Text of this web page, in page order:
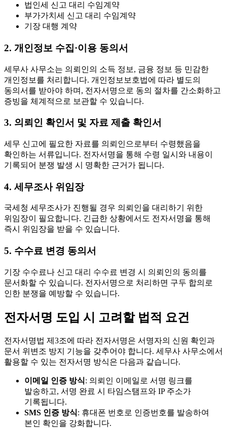
법인세 신고 대리 수임계약
부가가치세 신고 대리 수임계약
기장 대행 계약
2. 개인정보 수집·이용 동의서
세무사 사무소는 의뢰인의 소득 정보, 금융 정보 등 민감한
개인정보를 처리합니다. 개인정보보호법에 따라 별도의
동의서를 받아야 하며, 전자서명으로 동의 절차를 간소화하고
증빙을 체계적으로 보관할 수 있습니다.
3. 의뢰인 확인서 및 자료 제출 확인서
세무 신고에 필요한 자료를 의뢰인으로부터 수령했음을
확인하는 서류입니다. 전자서명을 통해 수령 일시와 내용이
기록되어 분쟁 발생 시 명확한 근거가 됩니다.
4. 세무조사 위임장
국세청 세무조사가 진행될 경우 의뢰인을 대리하기 위한
위임장이 필요합니다. 긴급한 상황에서도 전자서명을 통해
즉시 위임장을 받을 수 있습니다.
5. 수수료 변경 동의서
기장 수수료나 신고 대리 수수료 변경 시 의뢰인의 동의를
문서화할 수 있습니다. 전자서명으로 처리하면 구두 합의로
인한 분쟁을 예방할 수 있습니다.
전자서명 도입 시 고려할 법적 요건
전자서명법 제3조에 따라 전자서명은 서명자의 신원 확인과
문서 위변조 방지 기능을 갖추어야 합니다. 세무사 사무소에서
활용할 수 있는 전자서명 방식은 다음과 같습니다.
이메일 인증 방식: 의뢰인 이메일로 서명 링크를
발송하고, 서명 완료 시 타임스탬프와 IP 주소가
기록됩니다.
SMS 인증 방식: 휴대폰 번호로 인증번호를 발송하여
본인 확인을 강화합니다.